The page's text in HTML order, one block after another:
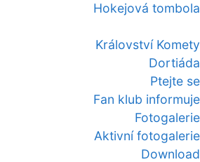
Hokejová tombola
Království Komety
Dortiáda
Ptejte se
Fan klub informuje
Fotogalerie
Aktivní fotogalerie
Download